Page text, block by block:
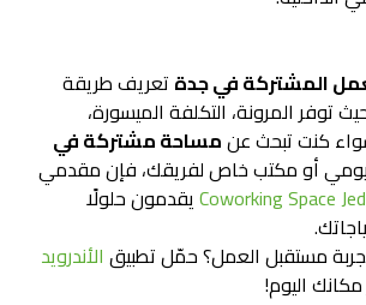
المشتركة في جدة تعريف طريقة
توفر المرونة، التكلفة الميسورة،
كنت تبحث عنمساحة مشتركة في
أو مكتب خاص لفريقك، فإن مقدمي
Coworking Spaceيقدمون حلولًا
مستقبل العمل؟ حمّل تطبيق الأندرويد
اليوم!